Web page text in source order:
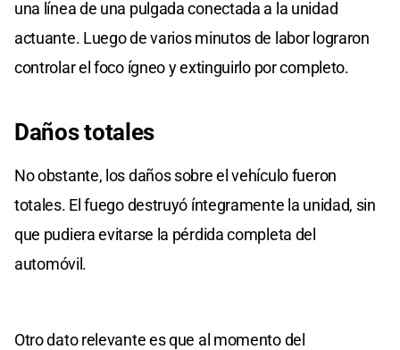
una línea de una pulgada conectada a la unidad
actuante. Luego de varios minutos de labor lograron
controlar el foco ígneo y extinguirlo por completo.
Daños totales
No obstante, los daños sobre el vehículo fueron
totales. El fuego destruyó íntegramente la unidad, sin
que pudiera evitarse la pérdida completa del
automóvil.
Otro dato relevante es que al momento del